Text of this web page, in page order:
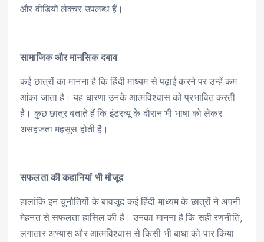
और वीडियो लेक्चर उपलब्ध हैं।
सामाजिक और मानसिक दबाव
कई छात्रों का मानना है कि हिंदी माध्यम से पढ़ाई करने पर उन्हें कम
आंका जाता है। यह धारणा उनके आत्मविश्वास को प्रभावित करती
है। कुछ छात्र बताते हैं कि इंटरव्यू के दौरान भी भाषा को लेकर
असहजता महसूस होती है।
सफलता की कहानियां भी मौजूद
हालांकि इन चुनौतियों के बावजूद कई हिंदी माध्यम के छात्रों ने अपनी
मेहनत से सफलता हासिल की है। उनका मानना है कि सही रणनीति,
लगातार अभ्यास और आत्मविश्वास से किसी भी बाधा को पार किया